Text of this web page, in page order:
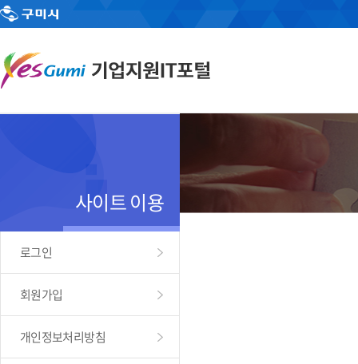
사이트 이용
로그인
회원가입
개인정보처리방침